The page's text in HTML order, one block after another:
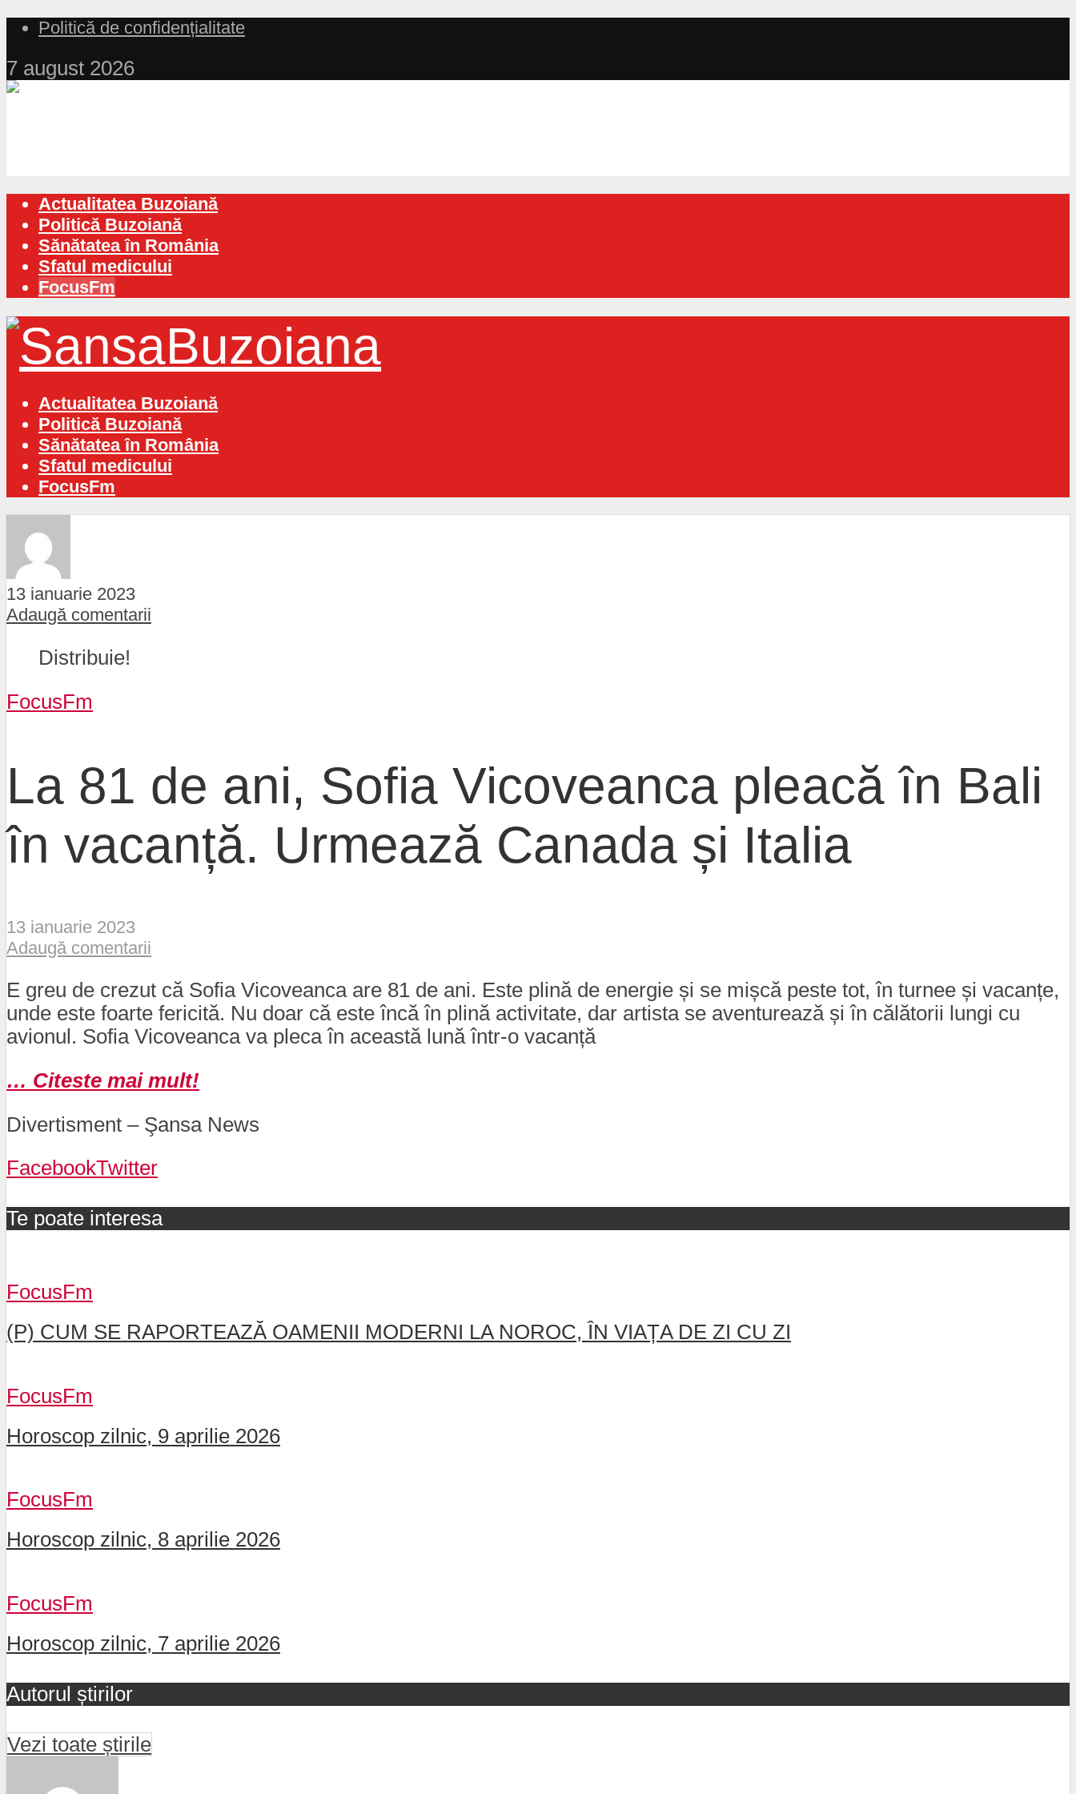
Politică de confidențialitate
7 august 2026
Actualitatea Buzoiană
Politică Buzoiană
Sănătatea în România
Sfatul medicului
FocusFm
Actualitatea Buzoiană
Politică Buzoiană
Sănătatea în România
Sfatul medicului
FocusFm
13 ianuarie 2023
Adaugă comentarii
Distribuie!
FocusFm
La 81 de ani, Sofia Vicoveanca pleacă în Bali
în vacanță. Urmează Canada și Italia
13 ianuarie 2023
Adaugă comentarii
E greu de crezut că Sofia Vicoveanca are 81 de ani. Este plină de energie și se mișcă peste tot, în turnee și vacanțe,
unde este foarte fericită. Nu doar că este încă în plină activitate, dar artista se aventurează și în călătorii lungi cu
avionul. Sofia Vicoveanca va pleca în această lună într-o vacanță
… Citeste mai mult!
Divertisment – Şansa News
FacebookTwitter
Te poate interesa
FocusFm
(P) CUM SE RAPORTEAZĂ OAMENII MODERNI LA NOROC, ÎN VIAȚA DE ZI CU ZI
FocusFm
Horoscop zilnic, 9 aprilie 2026
FocusFm
Horoscop zilnic, 8 aprilie 2026
FocusFm
Horoscop zilnic, 7 aprilie 2026
Autorul știrilor
Vezi toate știrile